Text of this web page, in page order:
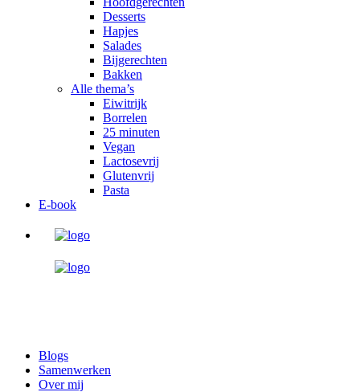
Desserts
Hapjes
Salades
Bijgerechten
Bakken
Alle thema’s
Eiwitrijk
Borrelen
25 minuten
Vegan
Lactosevrij
Glutenvrij
Pasta
E-book
Blogs
Samenwerken
Over mij